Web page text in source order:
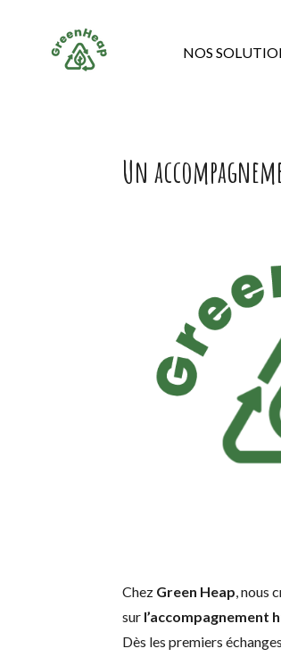
NOS
Un
Chez Green Heap, nous
sur l’accompagnement
Dès les premiers